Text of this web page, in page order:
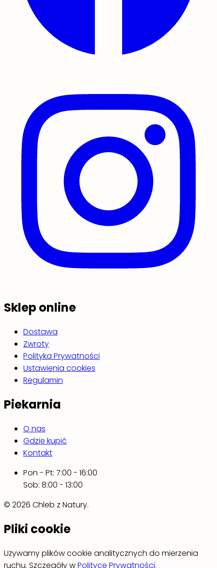
Sklep online
Dostawa
Zwroty
Polityka Prywatności
Ustawienia cookies
Regulamin
Piekarnia
O nas
Gdzie kupić
Kontakt
Pon - Pt: 7:00 - 16:00
Sob: 8:00 - 13:00
© 2026 Chleb z Natury.
Pliki cookie
Używamy plików cookie analitycznych do mierzenia
ruchu. Szczegóły wPolityce Prywatności.